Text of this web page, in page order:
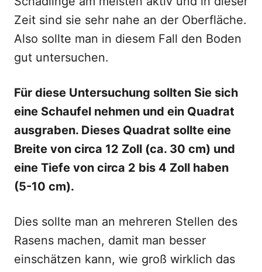
Zeit sind sie sehr nahe an der Oberfläche.
Also sollte man in diesem Fall den Boden
gut untersuchen.
Für diese Untersuchung sollten Sie sich
eine Schaufel nehmen und ein Quadrat
ausgraben. Dieses Quadrat sollte eine
Breite von circa 12 Zoll (ca. 30 cm) und
eine Tiefe von circa 2 bis 4 Zoll haben
(5-10 cm).
Dies sollte man an mehreren Stellen des
Rasens machen, damit man besser
einschätzen kann, wie groß wirklich das